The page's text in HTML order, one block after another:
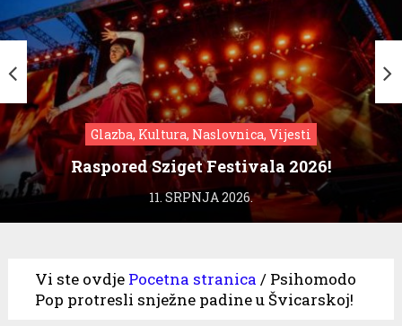
Glazba, Kultura, Naslovnica, Vijesti
Raspored Sziget Festivala 2026!
11. SRPNJA 2026.
Vi ste ovdje Pocetna stranica / Psihomodo
Pop protresli snježne padine u Švicarskoj!